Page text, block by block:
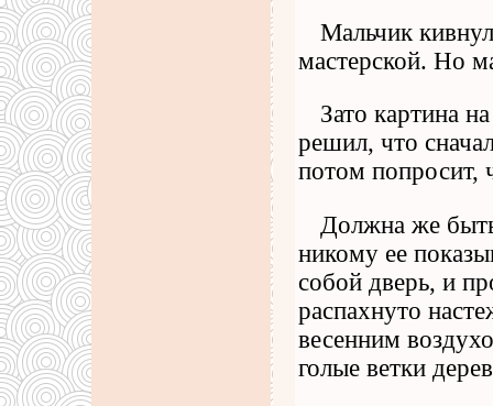
Мальчик
мастерской. Но
Зато картина
решил, что
потом попросит,
Должна же
никому ее
собой дверь, и
распахнуто
весенним
голые ветки